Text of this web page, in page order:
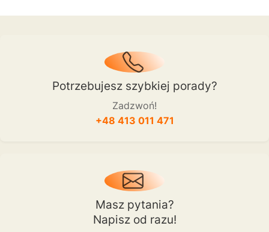
Potrzebujesz szybkiej porady?
Zadzwoń!
+48 413 011 471
Masz pytania?
Napisz od razu!